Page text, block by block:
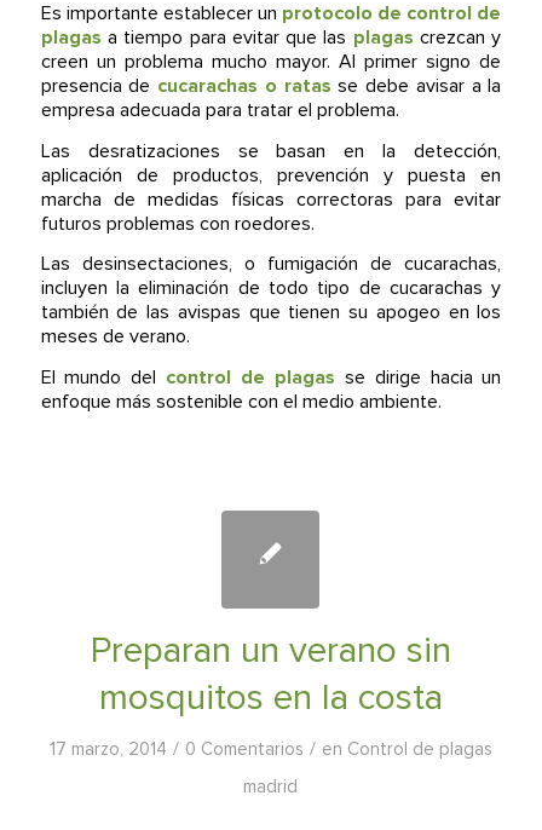
Es importante establecer un protocolo de control de
plagas a tiempo para evitar que las plagas crezcan y
creen un problema mucho mayor. Al primer signo de
presencia de cucarachas o ratas se debe avisar a la
empresa adecuada para tratar el problema.
Las desratizaciones se basan en la detección,
aplicación de productos, prevención y puesta en
marcha de medidas físicas correctoras para evitar
futuros problemas con roedores.
Las desinsectaciones, o fumigación de cucarachas,
incluyen la eliminación de todo tipo de cucarachas y
también de las avispas que tienen su apogeo en los
meses de verano.
El mundo del control de plagas se dirige hacia un
enfoque más sostenible con el medio ambiente.
Preparan un verano sin
mosquitos en la costa
17 marzo, 2014 / 0 Comentarios / en Control de plagas
madrid